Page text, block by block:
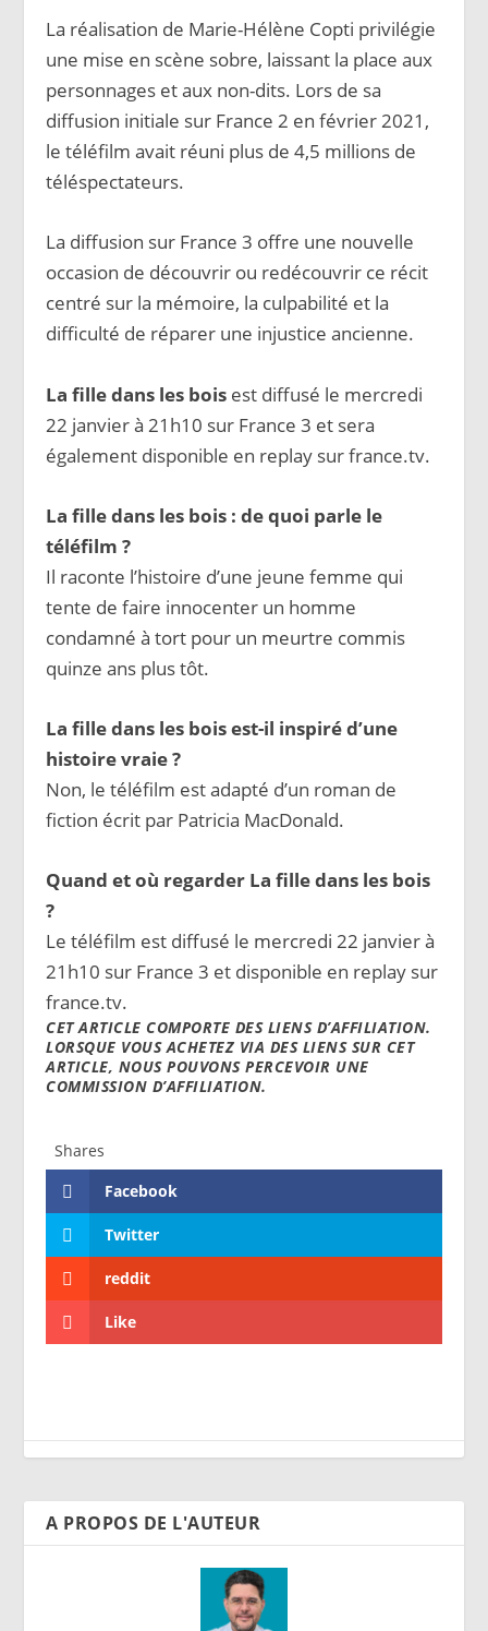
La réalisation de Marie-Hélène Copti privilégie
une mise en scène sobre, laissant la place aux
personnages et aux non-dits. Lors de sa
diffusion initiale sur France 2 en février 2021,
le téléfilm avait réuni plus de 4,5 millions de
téléspectateurs.
La diffusion sur France 3 offre une nouvelle
occasion de découvrir ou redécouvrir ce récit
centré sur la mémoire, la culpabilité et la
difficulté de réparer une injustice ancienne.
La fille dans les bois est diffusé le mercredi
22 janvier à 21h10 sur France 3 et sera
également disponible en replay sur france.tv.
La fille dans les bois : de quoi parle le
téléfilm ?
Il raconte l’histoire d’une jeune femme qui
tente de faire innocenter un homme
condamné à tort pour un meurtre commis
quinze ans plus tôt.
La fille dans les bois est-il inspiré d’une
histoire vraie ?
Non, le téléfilm est adapté d’un roman de
fiction écrit par Patricia MacDonald.
Quand et où regarder La fille dans les bois
?
Le téléfilm est diffusé le mercredi 22 janvier à
21h10 sur France 3 et disponible en replay sur
france.tv.
CET ARTICLE COMPORTE DES LIENSD’AFFILIATION.
LORSQUE VOUS ACHETEZ VIA DES LIENSSUR CET
ARTICLE, NOUS POUVONS PERCEVOIR UNE
COMMISSION D’AFFILIATION.
Shares
Facebook
Twitter
reddit
Like
A PROPOS DE L'AUTEUR